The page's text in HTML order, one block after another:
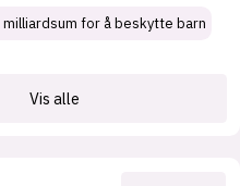
for å beskytte barn
Vis alle